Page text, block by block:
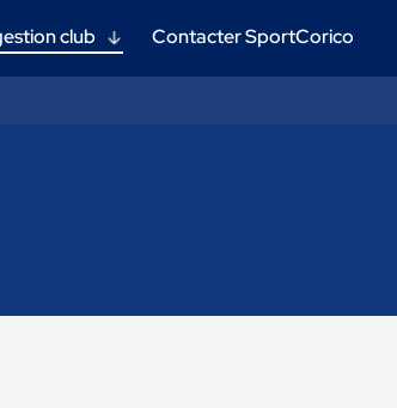
club Contacter SportCorico